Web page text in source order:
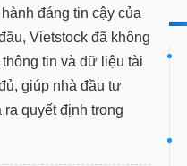
đáng tin cậy của
Vietstock đã không
tin và dữ liệu tài
giúp nhà đầu tư
quyết định trong